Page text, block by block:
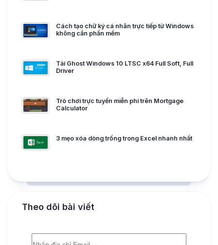
Cách tạo chữ ký cá nhân trực tiếp từ Windows
không cần phần mềm
Tải Ghost Windows 10 LTSC x64 Full Soft, Full
Driver
Trò chơi trực tuyến miễn phí trên Mortgage
Calculator
3 mẹo xóa dòng trống trong Excel nhanh nhất
Theo dõi bài viết